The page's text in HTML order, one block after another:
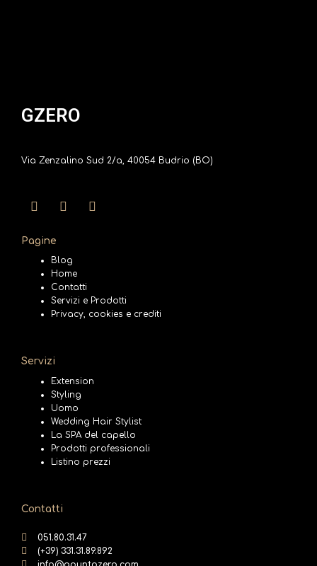
GZERO
Via Zenzalino Sud 2/a, 40054 Budrio (BO)
Pagine
Blog
Home
Contatti
Servizi e Prodotti
Privacy, cookies e crediti
Servizi
Extension
Styling
Uomo
Wedding Hair Stylist
La SPA del capello
Prodotti professionali
Listino prezzi
Contatti
051.80.31.47
(+39) 331.31.89.892